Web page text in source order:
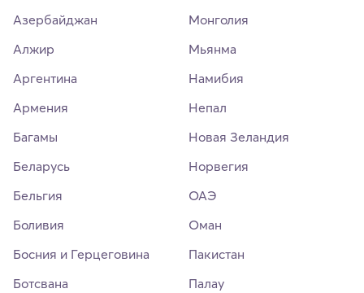
Азербайджан
Алжир
Аргентина
Армения
Багамы
Беларусь
Бельгия
Боливия
Босния и Герцеговина
Ботсвана
Монголия
Мьянма
Намибия
Непал
Новая Зеландия
Норвегия
ОАЭ
Оман
Пакистан
Палау